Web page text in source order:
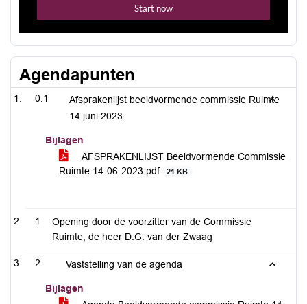
Agendapunten
0.1
Afsprakenlijst beeldvormende commissie Ruimte
14 juni 2023
Bijlagen
AFSPRAKENLIJST Beeldvormende Commissie
Ruimte 14-06-2023.pdf
21 KB
1
Opening door de voorzitter van de Commissie
Ruimte, de heer D.G. van der Zwaag
2 Vaststelling van de agenda
Bijlagen